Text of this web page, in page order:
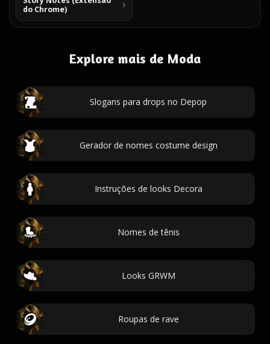
do Chrome)
Explore mais de Moda
Slogans para drops no Depop
Gerador de nomes costume design
Instruções de looks Decora
Nomes de tênis
Looks GRWM
Roupas de rave